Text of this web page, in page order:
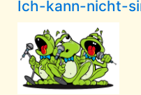
Ich-kann-nicht-